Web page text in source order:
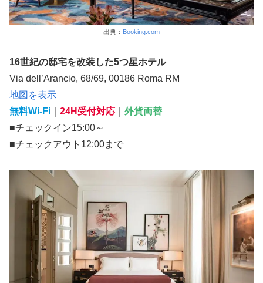
出典： Booking.com
16世紀の邸宅を改装した5つ星ホテル
Via dell’Arancio, 68/69, 00186 Roma RM
地図を表示
無料Wi-Fi
24H受付対応
外貨両替
■チェックイン15:00～
■チェックアウト12:00まで